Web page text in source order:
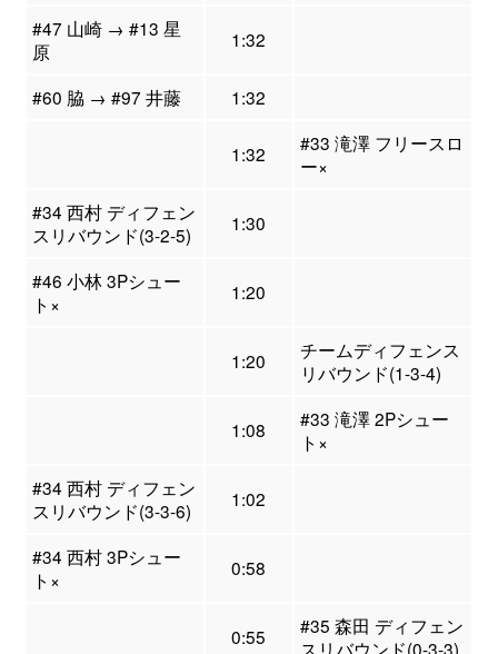
#47 山崎 → #13 星
原
1:32
#60 脇 → #97 井藤 1:32
1:32
#33 滝澤 フリースロ
ー×
#34 西村 ディフェン
スリバウンド(3-2-5)
1:30
#46 小林 3Pシュー
ト×
1:20
1:20
チームディフェンス
リバウンド(1-3-4)
1:08
#33 滝澤 2Pシュー
ト×
#34 西村 ディフェン
スリバウンド(3-3-6)
1:02
#34 西村 3Pシュー
ト×
0:58
0:55
#35 森田 ディフェン
スリバウンド(0-3-3)